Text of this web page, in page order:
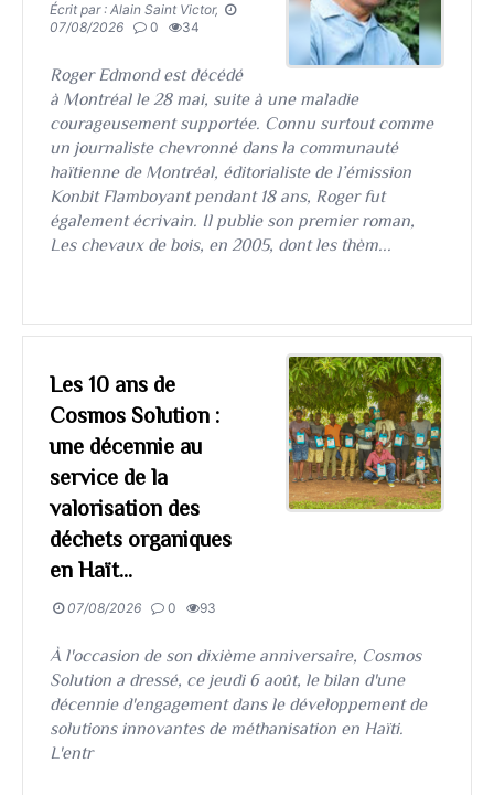
Écrit par : Alain Saint Victor,
07/08/2026
0 34
​​​​​​​Roger Edmond est décédé
à Montréal le 28 mai, suite à une maladie
courageusement supportée. Connu surtout comme
un journaliste chevronné dans la communauté
haïtienne de Montréal, éditorialiste de l’émission
Konbit Flamboyant pendant 18 ans, Roger fut
également écrivain. Il publie son premier roman,
Les chevaux de bois, en 2005, dont les thèm...
Les 10 ans de
Cosmos Solution :
une décennie au
service de la
valorisation des
déchets organiques
en Haït...
07/08/2026 0 93
​​​​​​​À l'occasion de son dixième anniversaire, Cosmos
Solution a dressé, ce jeudi 6 août, le bilan d'une
décennie d'engagement dans le développement de
solutions innovantes de méthanisation en Haïti.
L'entr